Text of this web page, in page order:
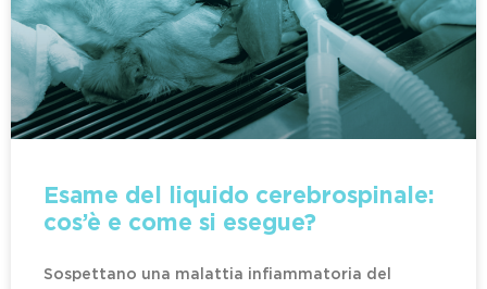
Esame del liquido cerebrospinale:
cos’è e come si esegue?
Sospettano una malattia infiammatoria del